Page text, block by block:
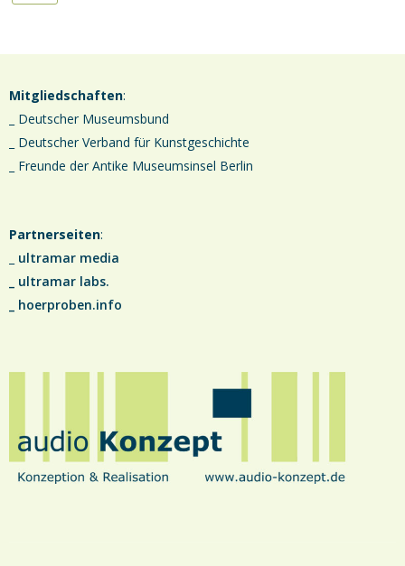
Mitgliedschaften:
_ Deutscher Museumsbund
_ Deutscher Verband für Kunstgeschichte
_ Freunde der Antike Museumsinsel Berlin
Partnerseiten:
ultramar media
ultramar labs.
hoerproben.info